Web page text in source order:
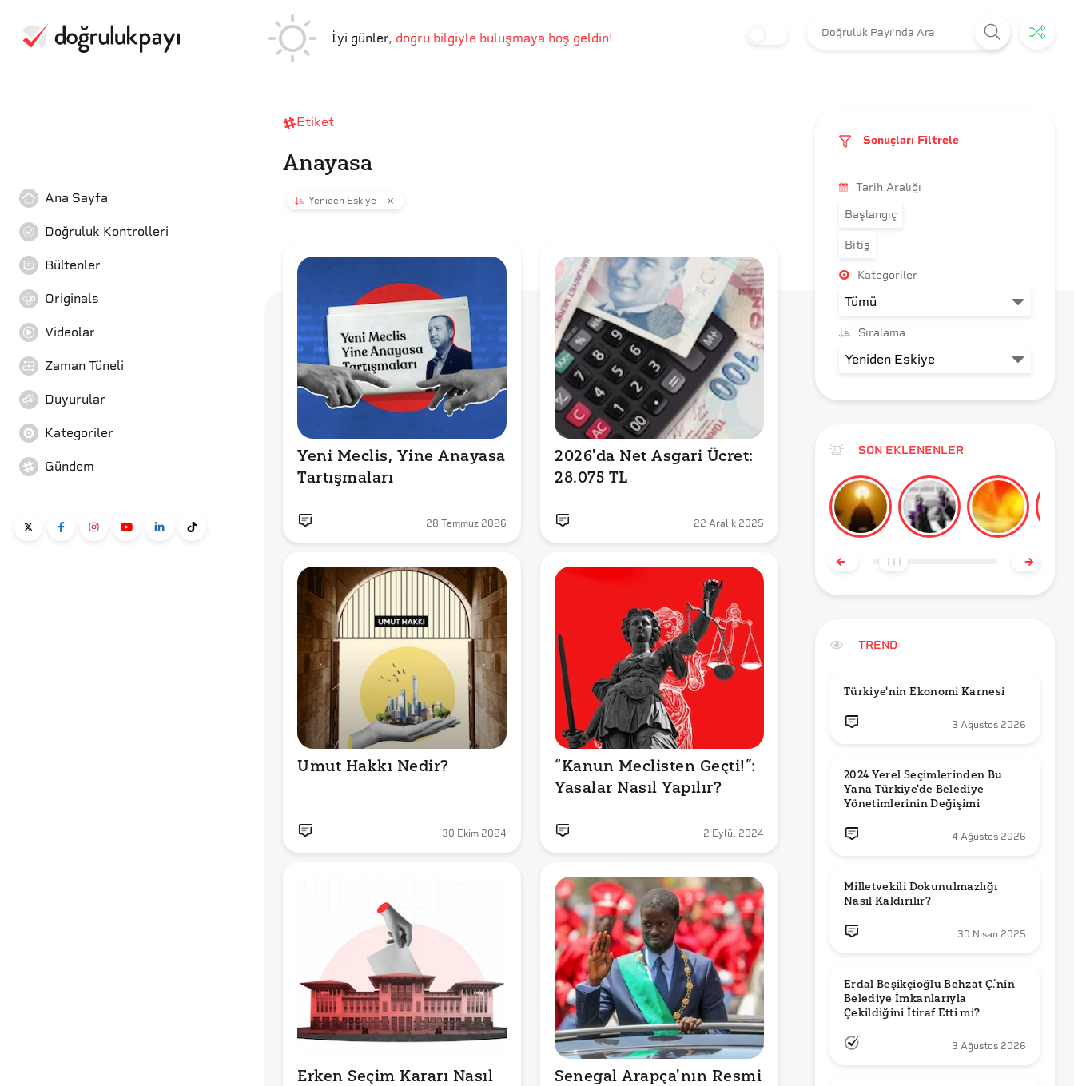
İyi günler, doğru bilgiyle buluşmaya hoş geldin!
Ana Sayfa
Doğruluk Kontrolleri
Bültenler
Originals
Videolar
Zaman Tüneli
Duyurular
Kategoriler
Gündem
Etiket
Anayasa
Yeniden Eskiye
Yeni Meclis, Yine Anayasa
Tartışmaları
28 Temmuz 2026
2026'da Net Asgari Ücret:
28.075 TL
22 Aralık 2025
Umut Hakkı Nedir?
30 Ekim 2024
“Kanun Meclisten Geçti!”:
Yasalar Nasıl Yapılır?
2 Eylül 2024
Erken Seçim Kararı Nasıl
Senegal Arapça'nın Resmi
Sonuçları Filtrele
Tarih Aralığı
Başlangıç
Bitiş
Kategoriler
Sıralama
SON EKLENENLER
TREND
Türkiye'nin Ekonomi Karnesi
3 Ağustos 2026
2024 Yerel Seçimlerinden Bu
Yana Türkiye'de Belediye
Yönetimlerinin Değişimi
4 Ağustos 2026
Milletvekili Dokunulmazlığı
Nasıl Kaldırılır?
30 Nisan 2025
Erdal Beşikçioğlu Behzat Ç.’nin
Belediye İmkanlarıyla
3 Ağustos 2026